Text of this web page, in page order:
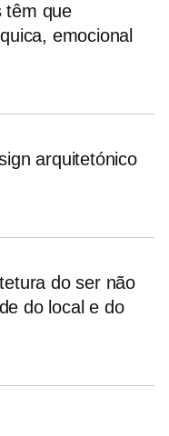
têm que
emocional
arquitetónico
do ser não
do local e do